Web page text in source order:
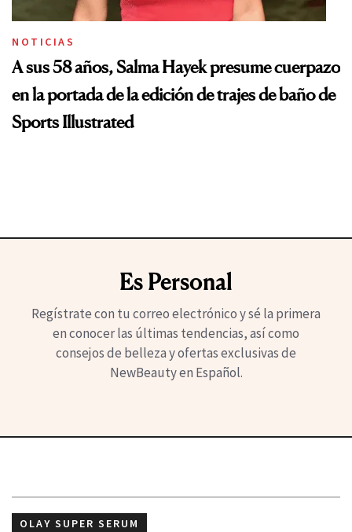
NOTICIAS
A sus 58 años, Salma Hayek presume cuerpazo
en la portada de la edición de trajes de baño de
Sports Illustrated
Es Personal
Regístrate con tu correo electrónico y sé la primera
en conocer las últimas tendencias, así como
consejos de belleza y ofertas exclusivas de
NewBeauty en Español.
OLAY SUPER SERUM